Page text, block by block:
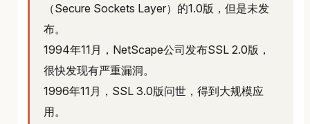
（Secure Sockets Layer）的1.0版，但是未发
布。
1994年11月，NetScape公司发布SSL 2.0版，
很快发现有严重漏洞。
1996年11月，SSL 3.0版问世，得到大规模应
用。